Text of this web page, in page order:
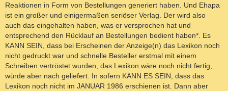
Reaktionen in Form von Bestellungen generiert haben. Und Ehapa
ist ein großer und einigermaßen seriöser Verlag. Der wird also
auch das eingehalten haben, was er versprochen hat und
entsprechend den Rücklauf an Bestellungen bedient haben*. Es
KANN SEIN, dass bei Erscheinen der Anzeige(n) das Lexikon noch
nicht gedruckt war und schnelle Besteller erstmal mit einem
Schreiben vertröstet wurden, das Lexikon wäre noch nicht fertig,
würde aber nach geliefert. In sofern KANN ES SEIN, dass das
Lexikon noch nicht im JANUAR 1986 erschienen ist. Dann aber